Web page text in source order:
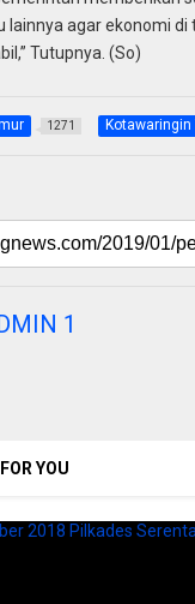
lainnya agar ekonomi
Tutupnya. (So)
1271
1
YOU